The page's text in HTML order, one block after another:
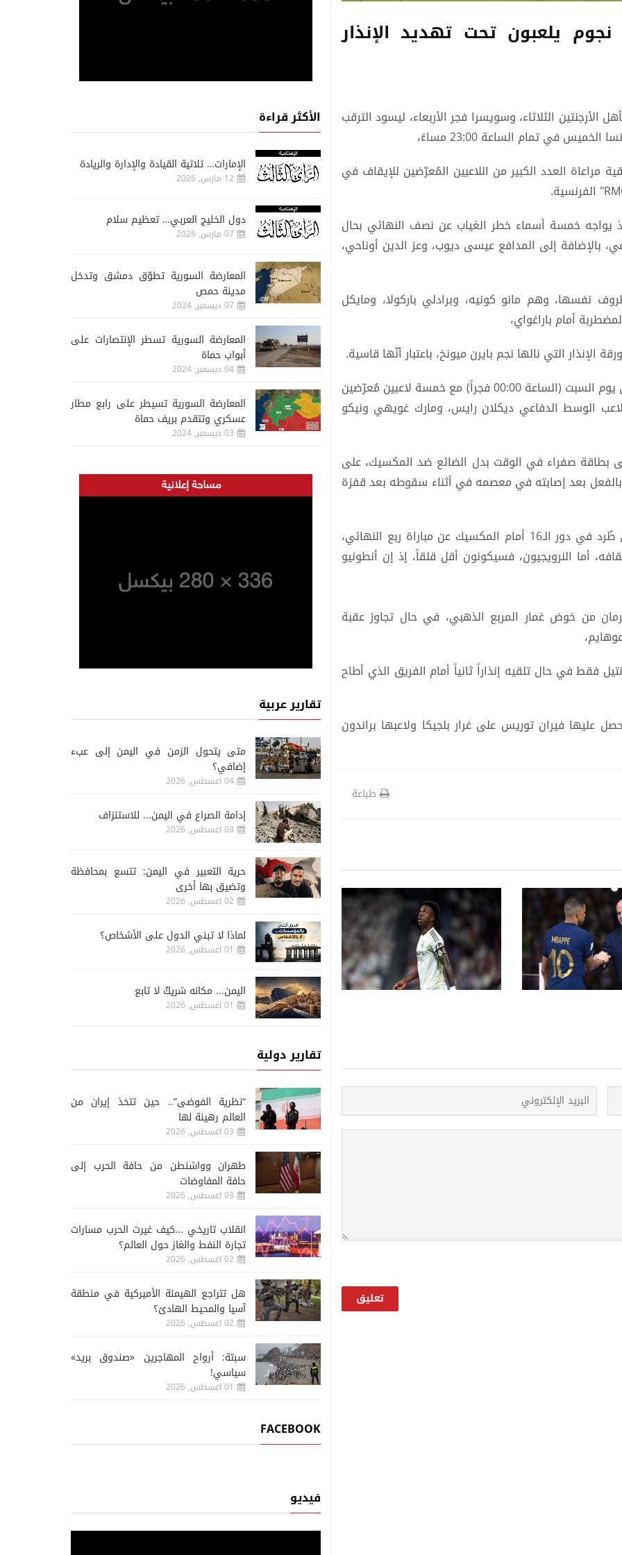
يلعبون تحت تهديد الإنذار
كأس العالم بتأهل الأرجنتين الثلاثاء، وسويسرا فجر الأربعاء، ليسود الترقب
في تمام الساعة 23:00 مساءً،
مراعاة العدد الكبير من اللاعبين المُعرّضين للإيقاف في
يواجه خمسة أسماء خطر الغياب عن نصف النهائي بحال
بالإضافة إلى المدافع عيسى ديوب، وعز الدين أوناحي،
نفسها، وهم مانو كونيه، وبرادلي باركولا، ومايكل
أمام باراغواي،
التي نالها نجم بايرن ميونخ، باعتبار أنّها قاسية.
من جانب آخر، سيواجه منتخب إنكلترا نظيره النرويجي يوم السبت (الساعة 00:00 فجراً) مع خمسة لاعبين مُعرّضين
الوسط الدفاعي ديكلان رايس، ومارك غويهي ونيكو
بطاقة صفراء في الوقت بدل الضائع ضد المكسيك، على
بعد إصابته في معصمه في أثناء سقوطه بعد قفزة
في الوقت الذي سيغيب فيه جاريل كوانساه، الذي طُرد في دور الـ16 أمام المكسيك عن مباراة ربع النهائي،
أما النرويجيون، فسيكونون أقل قلقاً، إذ إن أنطونيو
من خوض غمار المربع الذهبي، في حال تجاوز عقبة
فقط في حال تلقيه إنذاراً ثانياً أمام الفريق الذي أطاح
عليها فيران توريس على غرار بلجيكا ولاعبها براندون
طباعة
رياضة رياضة
تستضيف قرعة الدور
لأبطال أفريقيا
05 اغسطس, 2026
الدوري الإنكليزي يغيّر قواعد
الإنفاق.. من الخسائر إلى
الإيرادات
05 اغسطس, 2026
الاتحاد المصري يجدد الثقة في
حسام حسن
الأكثر قراءة
الإمارات… ثلاثية القيادة والإدارة والريادة
12 مارس, 2026
دول الخليج العربي… تعظيم سلام
07 مارس, 2026
المعارضة السورية تطوّق دمشق وتدخل
مدينة حمص
07 ديسمبر, 2024
المعارضة السورية تسطر الإنتصارات على
أبواب حماة
04 ديسمبر, 2024
المعارضة السورية تسيطر على رابع مطار
عسكري وتتقدم بريف حماة
03 ديسمبر, 2024
تقارير عربية
متى يتحول الزمن في اليمن إلى عبء
إضافي؟
04 اغسطس, 2026
إدامة الصراع في اليمن... للاستنزاف
03 اغسطس, 2026
حرية التعبير في اليمن: تتسع بمحافظة
وتضيق بها أخرى
02 اغسطس, 2026
لماذا لا تبني الدول على الأشخاص؟
01 اغسطس, 2026
اليمن... مكانه شريكٌ لا تابع
01 اغسطس, 2026
تقارير دولية
“نظرية الفوضى”.. حين تتخذ إيران من
العالم رهينة لها
03 اغسطس, 2026
طهران وواشنطن من حافة الحرب إلى
حافة المفاوضات
03 اغسطس, 2026
انقلاب تاريخي ...كيف غيرت الحرب مسارات
تجارة النفط والغاز حول العالم؟
02 اغسطس, 2026
هل تتراجع الهيمنة الأميركية في منطقة
آسيا والمحيط الهادئ؟
02 اغسطس, 2026
سبتة: أرواح المهاجرين «صندوق بريد»
سياسي!
01 اغسطس, 2026
FACEBOOK
فيديو